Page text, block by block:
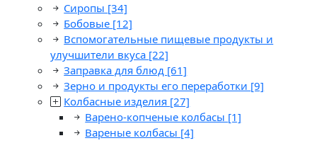
Сиропы [34]
Бобовые [12]
Вспомогательные пищевые продукты и
улучшители вкуса [22]
Заправка для блюд [61]
Зерно и продукты его переработки [9]
Колбасные изделия [27]
Варено-копченые колбасы [1]
Вареные колбасы [4]